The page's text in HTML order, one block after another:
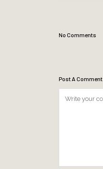
No Comments
Post A Comment